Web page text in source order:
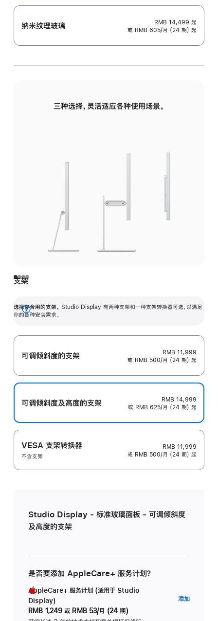
纳米纹理玻璃 RMB 14,499 起
或 RMB 605/月 (24 期) 起
三种选择，灵活适应各种使用场景。
支架
选择你合用的支架。 Studio Display 有两种支架和一种支架转换器可选，以满足
你的各种安装需求。
展
可调倾斜度的支架
RMB 11,999
或 RMB 500/月 (24 期) 起
可调倾斜度及高‍度的支‍架
RMB 14,999
或 RMB 625/月 (24 期) 起
VESA 支架转换器
不含支架
RMB 11,999
或 RMB 500/月 (24 期) 起
Studio Display - 标准玻璃面板 - 可调倾斜度
及高度的支架
是否要添加 AppleCare+ 服务计划？
AppleCare+ 服务计划 (适用于 Studio
Display)
RMB 1,249 或 RMB 53/月 (24 期)
添加